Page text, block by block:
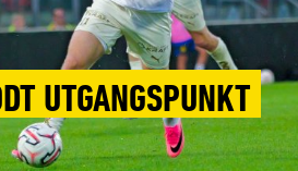
UTGANGSPUNKT